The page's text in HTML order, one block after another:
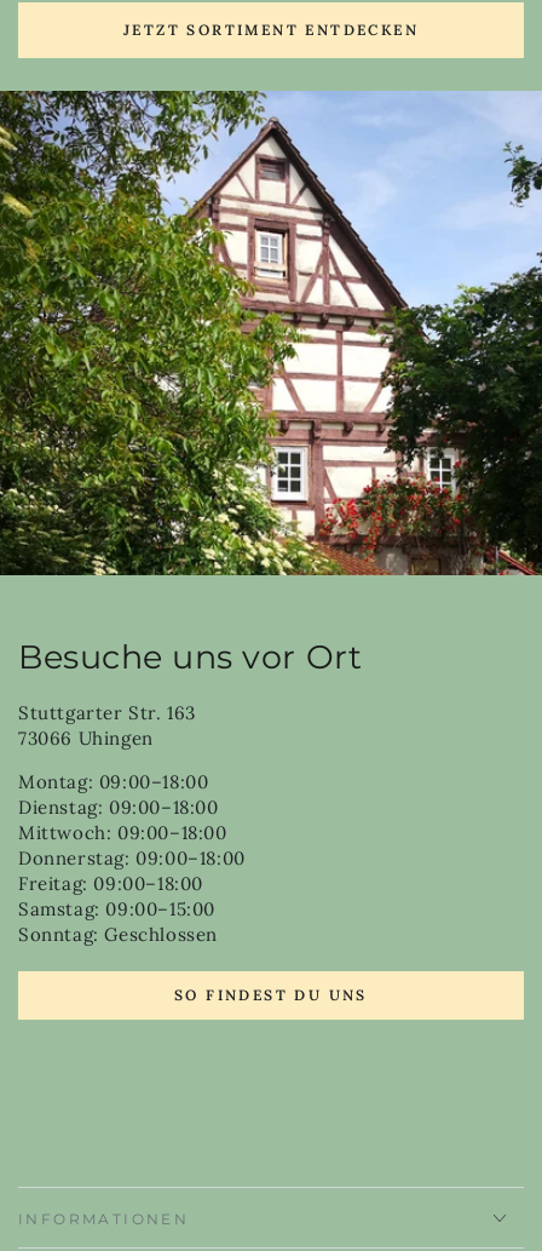
JETZT SORTIMENT ENTDECKEN
Besuche uns vor Ort
Stuttgarter Str. 163
73066 Uhingen
Montag: 09:00–18:00
Dienstag: 09:00–18:00
Mittwoch: 09:00–18:00
Donnerstag: 09:00–18:00
Freitag: 09:00–18:00
Samstag: 09:00–15:00
Sonntag: Geschlossen
SO FINDEST DU UNS
INFORMATIONEN